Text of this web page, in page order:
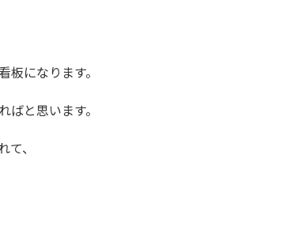
になります。
と思います。
、